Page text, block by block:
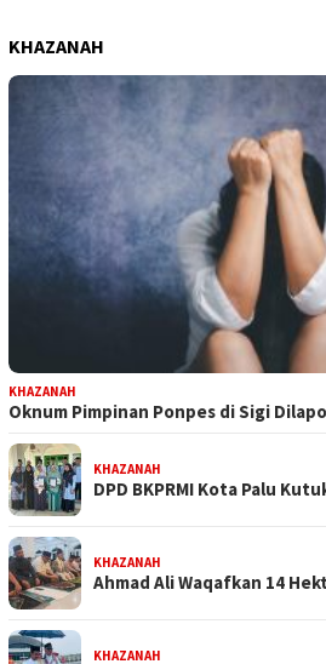
KHAZANAH
KHAZANAH
Oknum Pimpinan Ponpes di Sigi
KHAZANAH
DPD BKPRMI Kota Palu
KHAZANAH
Ahmad Ali Waqafkan 14
KHAZANAH